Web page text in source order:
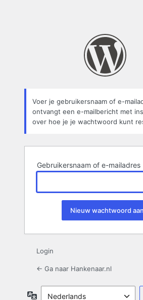
Voer je gebruikersnaam of e-
ontvangt een e-mailbericht met
over hoe je je wachtwoord kunt
Gebruikersnaam of e-mailadres
Login
← Ga naar Hankenaar.nl
Taal